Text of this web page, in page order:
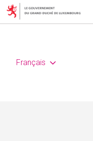
Français